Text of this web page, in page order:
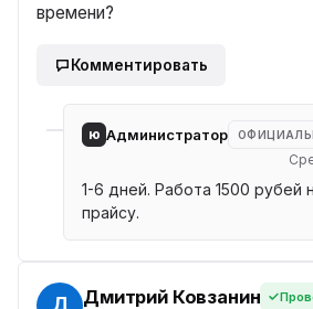
времени?
Комментировать
ю Администратор
1-6 дней. Работа 1500 рубей
прайсу.
Дмитрий Ковзанин